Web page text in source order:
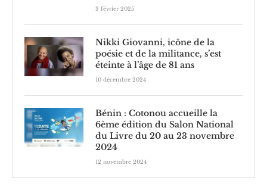
3 février 2025
Nikki Giovanni, icône de la
poésie et de la militance, s’est
éteinte à l’âge de 81 ans
10 décembre 2024
Bénin : Cotonou accueille la
6ème édition du Salon National
du Livre du 20 au 23 novembre
2024
12 novembre 2024